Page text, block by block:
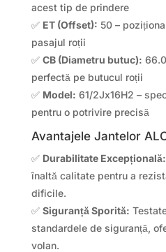
acest tip de prindere
✅ ET (Offset): 50 –
pasajul roții
✅ CB (Diametru butuc):
perfectă pe butucul roții
✅ Model: 61/2Jx16H2 –
pentru o potrivire precisă
Avantajele Jantelor
✅ Durabilitate Excepțională:
înaltă calitate pentru a
dificile.
✅ Siguranță Sporită:
standardele de siguranță,
volan.